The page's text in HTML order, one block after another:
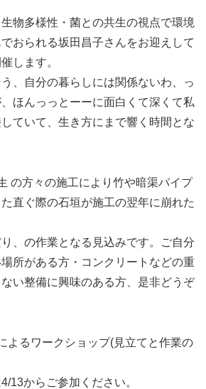
物多様性・菌との共生の視点で環境
おられる坂田昌子さんをお迎えして
します。
、自分の暮らしには関係ないわ、っ
ほんっっとーーに面白くて深くて私
ていて、生き方にまで響く時間とな
の方々の施工により竹や暗渠パイプ
直ぐ際の石垣が施工の翌年に崩れた
、の作業となる見込みです。ご自分
所がある方・コンクリートなどの重
い整備に興味のある方、是非どうぞ
よるワークショップ(見立てと作業の
13からご参加ください。